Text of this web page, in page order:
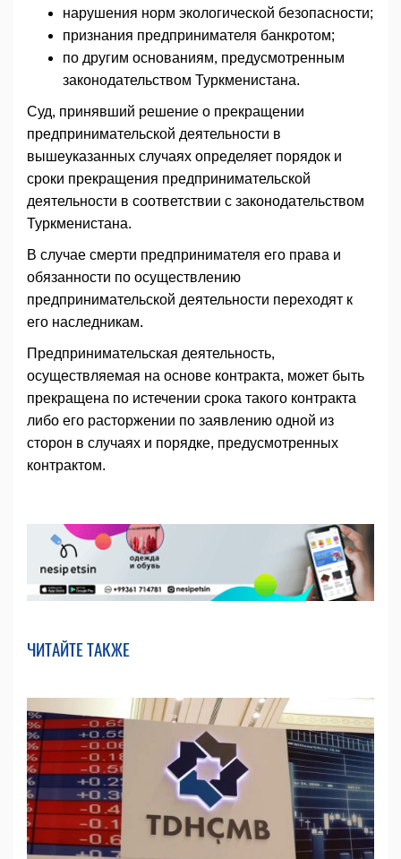
нарушения норм экологической безопасности;
признания предпринимателя банкротом;
по другим основаниям, предусмотренным
законодательством Туркменистана.
Суд, принявший решение о прекращении
предпринимательской деятельности в
вышеуказанных случаях определяет порядок и
сроки прекращения предпринимательской
деятельности в соответствии с законодательством
Туркменистана.
В случае смерти предпринимателя его права и
обязанности по осуществлению
предпринимательской деятельности переходят к
его наследникам.
Предпринимательская деятельность,
осуществляемая на основе контракта, может быть
прекращена по истечении срока такого контракта
либо его расторжении по заявлению одной из
сторон в случаях и порядке, предусмотренных
контрактом.
ЧИТАЙТЕ ТАКЖЕ